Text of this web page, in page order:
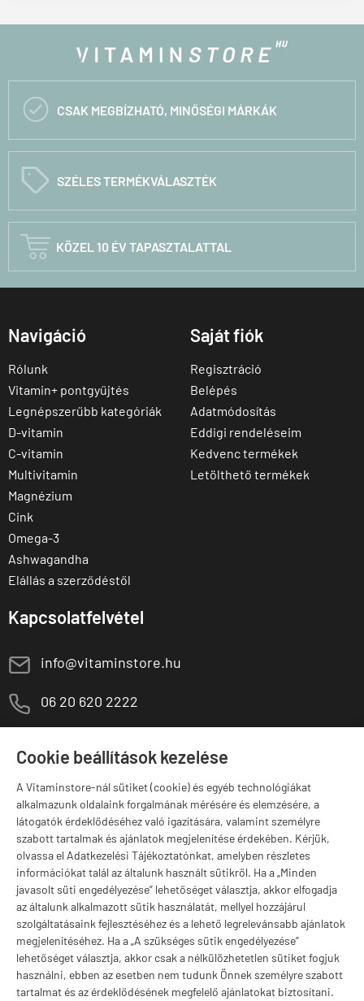
Cookie beállítások kezelése
A Vitaminstore-nál sütiket (cookie) és egyéb technológiákat
alkalmazunk oldalaink forgalmának mérésére és elemzésére, a
látogatók érdeklődéséhez való igazítására, valamint személyre
szabott tartalmak és ajánlatok megjelenítése érdekében. Kérjük,
olvassa el Adatkezelési Tájékoztatónkat, amelyben részletes
információkat talál az általunk használt sütikről. Ha a „Minden
javasolt süti engedélyezése” lehetőséget választja, akkor elfogadja
az általunk alkalmazott sütik használatát, mellyel hozzájárul
szolgáltatásaink fejlesztéséhez és a lehető legrelevánsabb ajánlatok
megjelenítéséhez. Ha a „A szükséges sütik engedélyezése”
lehetőséget választja, akkor csak a nélkülözhetetlen sütiket fogjuk
használni, ebben az esetben nem tudunk Önnek személyre szabott
tartalmat és az érdeklődésének megfelelő ajánlatokat biztosítani.
 CSAK MEGBÍZHATÓ, MINŐSÉGI MÁRKÁK
C SZÉLES TERMÉKVÁLASZTÉK
 KÖZEL 10 ÉV TAPASZTALATTAL
Navigáció
Rólunk
Vitamin+ pontgyűjtés
Legnépszerűbb kategóriák
D-vitamin
C-vitamin
Multivitamin
Magnézium
Cink
Omega-3
Ashwagandha
Elállás a szerződéstől
Saját fiók
Regisztráció
Belépés
Adatmódosítás
Eddigi rendeléseim
Kedvenc termékek
Letölthető termékek
Kapcsolatfelvétel
E info@vitaminstore.hu
M 06 20 620 2222
Szugló u. 83-85.
Márkák
Valuta választás